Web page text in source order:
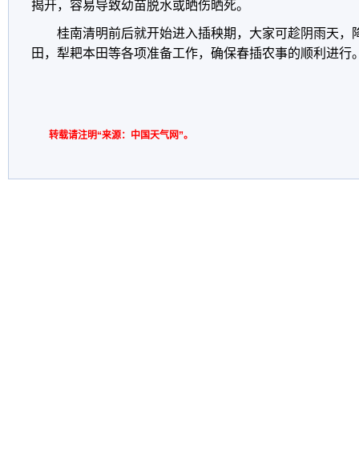
揭开，容易导致幼苗脱水或晒伤晒死。
桂南清明前后就开始进入插秧期，大家可趁阴雨天，
田，犁耙本田等各项准备工作，确保春插农事的顺利进行
转载请注明“来源：中国天气网”。